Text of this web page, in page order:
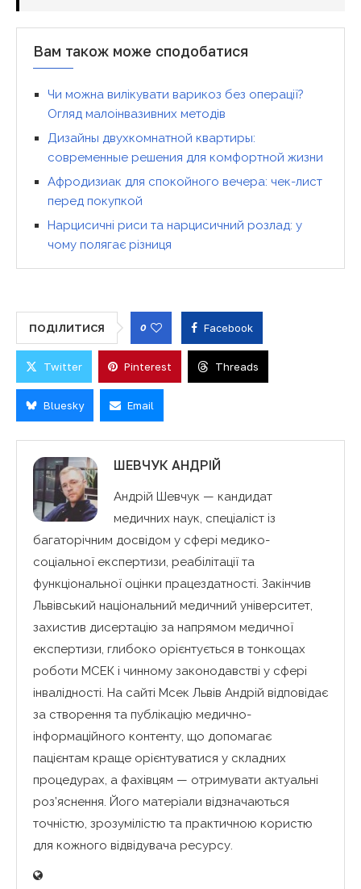
Вам також може сподобатися
Чи можна вилікувати варикоз без операції?
Огляд малоінвазивних методів
Дизайны двухкомнатной квартиры:
современные решения для комфортной жизни
Афродизиак для спокойного вечера: чек-лист
перед покупкой
Нарцисичні риси та нарцисичний розлад: у
чому полягає різниця
ПОДІЛИТИСЯ 0 Facebook
Twitter Pinterest Threads
Bluesky Email
ШЕВЧУК АНДРІЙ
Андрій Шевчук — кандидат
медичних наук, спеціаліст із
багаторічним досвідом у сфері медико-
соціальної експертизи, реабілітації та
функціональної оцінки працездатності. Закінчив
Львівський національний медичний університет,
захистив дисертацію за напрямом медичної
експертизи, глибоко орієнтується в тонкощах
роботи МСЕК і чинному законодавстві у сфері
інвалідності. На сайті Мсек Львів Андрій відповідає
за створення та публікацію медично-
інформаційного контенту, що допомагає
пацієнтам краще орієнтуватися у складних
процедурах, а фахівцям — отримувати актуальні
роз’яснення. Його матеріали відзначаються
точністю, зрозумілістю та практичною користю
для кожного відвідувача ресурсу.